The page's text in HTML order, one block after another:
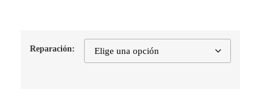
Reparación: